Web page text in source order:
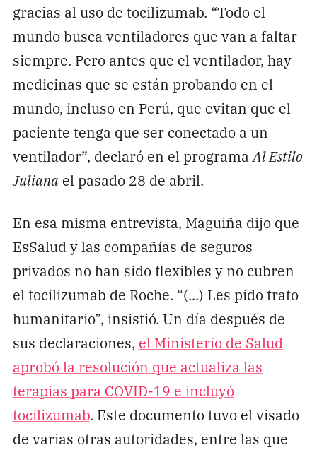
gracias al uso de tocilizumab. “Todo el
mundo busca ventiladores que van a faltar
siempre. Pero antes que el ventilador, hay
medicinas que se están probando en el
mundo, incluso en Perú, que evitan que el
paciente tenga que ser conectado a un
ventilador”, declaró en el programa Al Estilo
Julianael pasado 28 de abril.
En esa misma entrevista, Maguiña dijo que
EsSalud y las compañías de seguros
privados no han sido flexibles y no cubren
el tocilizumab de Roche. “(...) Les pido trato
humanitario”, insistió. Un día después de
sus declaraciones, el Ministerio de Salud
aprobó la resolución que actualiza las
terapias para COVID-19 e incluyó
tocilizumab. Este documento tuvo el visado
de varias otras autoridades, entre las que